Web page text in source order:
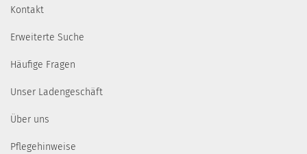
Kontakt
Erweiterte Suche
Häufige Fragen
Unser Ladengeschäft
Über uns
Pflegehinweise